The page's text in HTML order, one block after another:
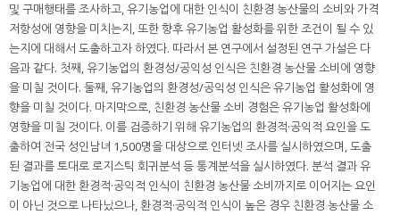
및 구매행태를 조사하고, 유기농업에 대한 인식이 친환경 농산물의 소비와 가격
저항성에 영향을 미치는지, 또한 향후 유기농업 활성화를 위한 조건이 될 수 있
는지에 대해서 도출하고자 하였다. 따라서 본 연구에서 설정된 연구 가설은 다
음과 같다. 첫째, 유기농업의 환경성/공익성 인식은 친환경 농산물 소비에 영향
을 미칠 것이다. 둘째, 유기농업의 환경성/공익성 인식은 유기농업 활성화에 영
향을 미칠 것이다. 마지막으로, 친환경 농산물 소비 경험은 유기농업 활성화에
영향을 미칠 것이다. 이를 검증하기 위해 유기농업의 환경적·공익적 요인을 도
출하여 전국 성인남녀 1,500명을 대상으로 인터넷 조사를 실시하였으며, 도출
된 결과를 토대로 로지스틱 회귀분석 등 통계분석을 실시하였다. 분석 결과 유
기농업에 대한 환경적·공익적 인식이 친환경 농산물 소비까지로 이어지는 요인
이 아닌 것으로 나타났으나, 환경적·공익적 인식이 높은 경우 친환경 농산물 소